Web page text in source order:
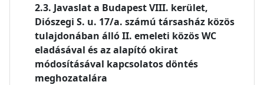
Javaslat a Budapest VIII. kerület,
Diószegi S. u. 17/a. számú társasház közös
tulajdonában álló II. emeleti közös WC
eladásával és az alapító okirat
módosításával kapcsolatos döntés
meghozatalára